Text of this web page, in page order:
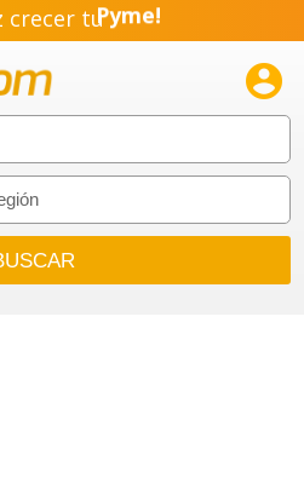
crecer tuPyme!
Emprendimiento!
